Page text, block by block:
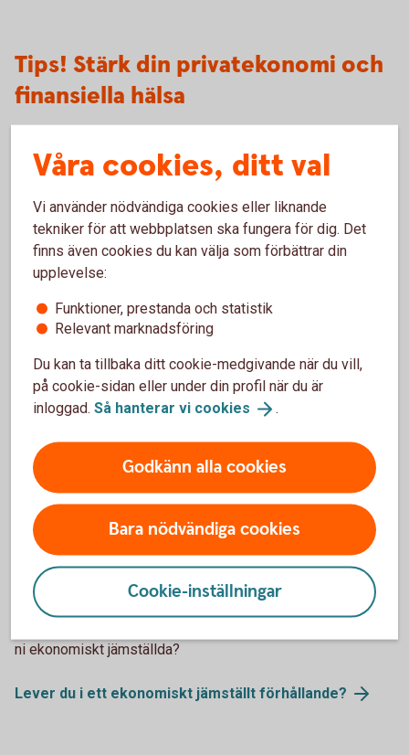
Tips! Stärk din privatekonomi och
finansiella hälsa
Hur mår din ekonomi?
God finansiell hälsa handlar om kunskap och förmåga att
hantera sin privatekonomi. När du har koll på din ekonomi
och vet hur du kan påverka den, kan du också ta kontroll och
öka din ekonomiska trygghet och frihet.
5 tips när du flyttar ihop
Har relationen tagit ett nytt kliv och ni har bestämt er för att
ihop? Oavsett anledning finns det några saker som är bra
att tänka igenom innan flyttlasset går.
Flytta i hop - tänk på det
Vägen till en jämställd ekonomi
ni ekonomiskt jämställda?
Lever du i ett ekonomiskt jämställt förhållande?
Våra cookies, ditt val
Vi använder nödvändiga cookies eller liknande
tekniker för att webbplatsen ska fungera för dig. Det
finns även cookies du kan välja som förbättrar din
upplevelse:
Funktioner, prestanda och statistik
Relevant marknadsföring
Du kan ta tillbaka ditt cookie-medgivande när du vill,
på cookie-sidan eller under din profil när du är
inloggad. Så hanterar vi cookies .
Godkänn alla cookies
Bara nödvändiga cookies
Cookie-inställningar